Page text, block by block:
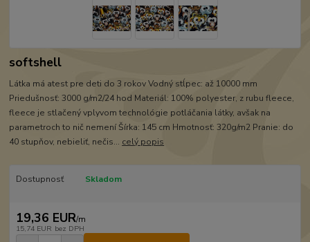
softshell
Látka má atest pre deti do 3 rokov Vodný stĺpec: až 10000 mm
Priedušnosť: 3000 g/m2/24 hod Materiál: 100% polyester, z rubu fleece,
fleece je stlačený vplyvom technológie potláčania látky, avšak na
parametroch to nič nemení Šírka: 145 cm Hmotnosť: 320g/m2 Pranie: do
40 stupňov, nebieliť, nečis... celý popis
Dostupnosť Skladom
19,36 EUR/m
15,74 EUR bez DPH